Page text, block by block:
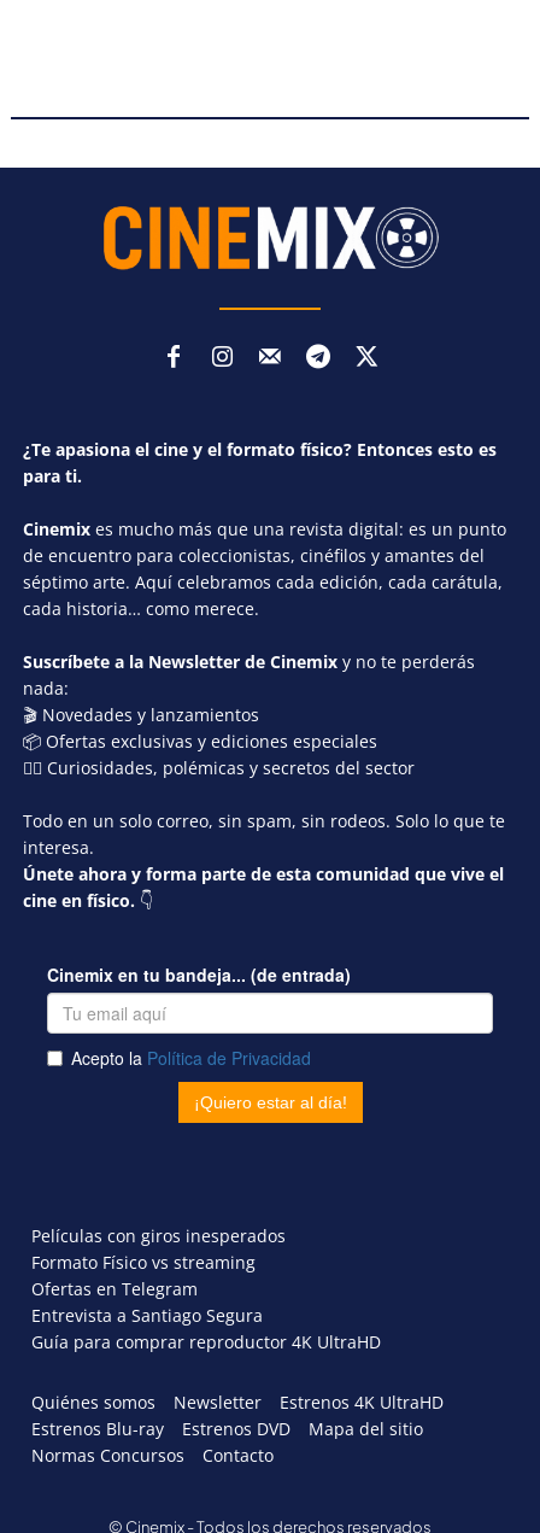
¿Te apasiona el cine y el formato físico? Entonces esto es
para ti.
Cinemix es mucho más que una revista digital: es un punto
de encuentro para coleccionistas, cinéfilos y amantes del
séptimo arte. Aquí celebramos cada edición, cada carátula,
cada historia… como merece.
Suscríbete a la Newsletter de Cinemix y no te perderás
nada:
🎬 Novedades y lanzamientos
📦 Ofertas exclusivas y ediciones especiales
🕵️‍♂️ Curiosidades, polémicas y secretos del sector
Todo en un solo correo, sin spam, sin rodeos. Solo lo que te
interesa.
Únete ahora y forma parte de esta comunidad que vive el
cine en físico. 👇
Películas con giros inesperados
Formato Físico vs streaming
Ofertas en Telegram
Entrevista a Santiago Segura
Guía para comprar reproductor 4K UltraHD
Quiénes somos Newsletter
Estrenos 4K UltraHD
Estrenos Blu-ray
Estrenos DVD
Mapa del sitio
Normas Concursos
Contacto
© Cinemix - Todos los derechos reservados